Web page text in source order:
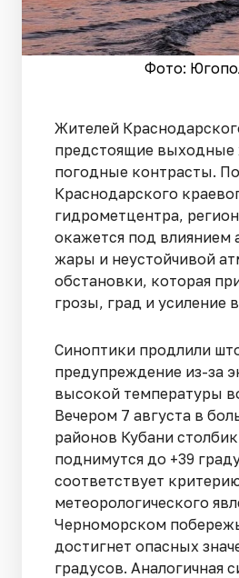
Фото:
Жителей
предстоящие выходные
погодные контрасты. По
Краснодарского
гидрометцентра,
окажется под влиянием
жары и неустойчивой
обстановки, которая
грозы, град и усиление
Синоптики продлили
предупреждение из-за
высокой температуры
Вечером 7 августа в
районов Кубани
поднимутся до +39
соответствует
метеорологического
Черноморском
достигнет опасных
градусов. Аналогичная